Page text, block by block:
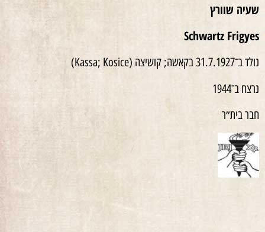
שעיה שוורץ
Schwartz Frigyes
נולד ב־31.7.1927 בקאשה; קושיצה (Kassa; Kosice)
נרצח ב־1944
חבר בית״ר